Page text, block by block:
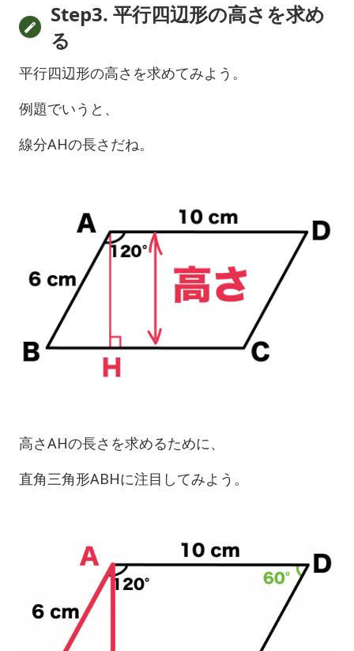
Step3. 平行四辺形の高さを求め
る
平行四辺形の高さを求めてみよう。
例題でいうと、
線分AHの長さだね。
高さAHの長さを求めるために、
直角三角形ABHに注目してみよう。